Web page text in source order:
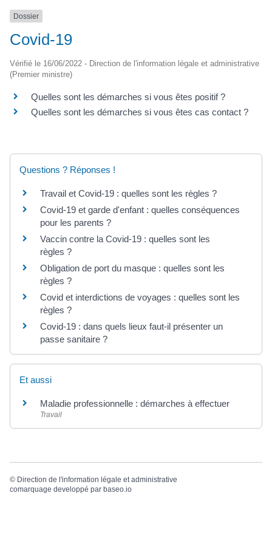
Dossier
Covid-19
Vérifié le 16/06/2022 - Direction de l'information légale et administrative
(Premier ministre)
Quelles sont les démarches si vous êtes positif ?
Quelles sont les démarches si vous êtes cas contact ?
Questions ? Réponses !
Travail et Covid-19 : quelles sont les règles ?
Covid-19 et garde d'enfant : quelles conséquences
pour les parents ?
Vaccin contre la Covid-19 : quelles sont les
règles ?
Obligation de port du masque : quelles sont les
règles ?
Covid et interdictions de voyages : quelles sont les
règles ?
Covid-19 : dans quels lieux faut-il présenter un
passe sanitaire ?
Et aussi
Maladie professionnelle : démarches à effectuer
Travail
© Direction de l'information légale et administrative
comarquage developpé par baseo.io